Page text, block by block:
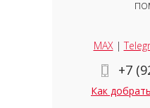
MAX|
+7
Как